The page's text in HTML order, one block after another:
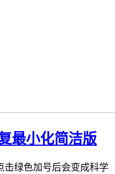
最小化简洁版
击绿色加号后会变成科学